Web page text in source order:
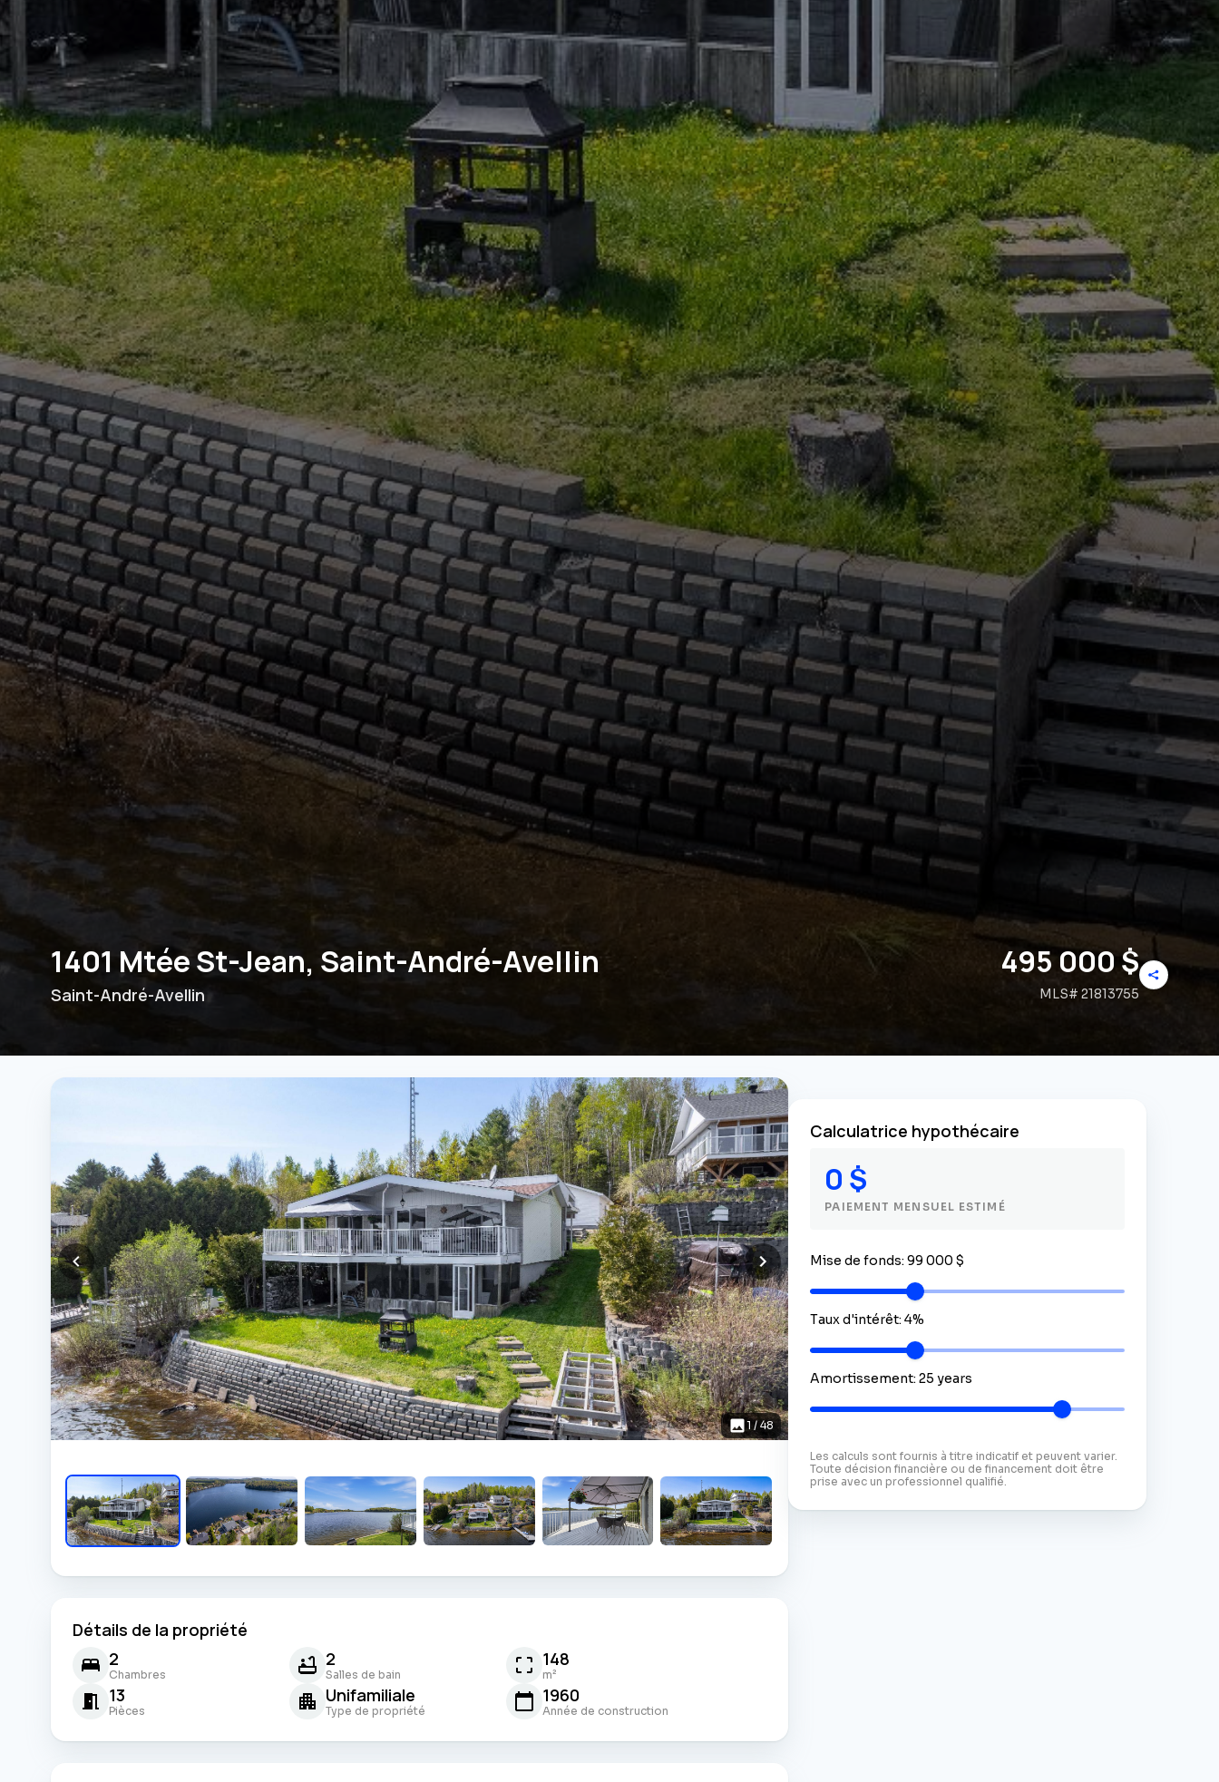
1401 Mtée St-Jean, Saint-André-Avellin
Saint-André-Avellin
495 000 $
MLS# 21813755
1 /48
Détails de la propriété
2
Chambres
2
Salles de bain
148
m²
13
Pièces
Unifamiliale
Type de propriété
1960
Année de construction
Calculatrice hypothécaire
0 $
PAIEMENT MENSUEL ESTIMÉ
Mise de fonds:99 000 $
Taux d'intérêt:4%
Amortissement:25 years
Les calculs sont fournis à titre indicatif et peuvent varier.
Toute décision financière ou de financement doit être
prise avec un professionnel qualifié.